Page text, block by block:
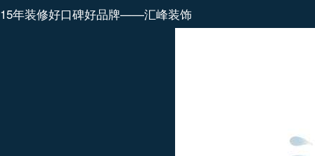
15年装修好口碑好品牌——汇峰装饰